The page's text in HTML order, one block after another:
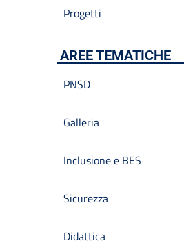
Progetti
AREE TEMATICHE
PNSD
Galleria
Inclusione e BES
Sicurezza
Didattica